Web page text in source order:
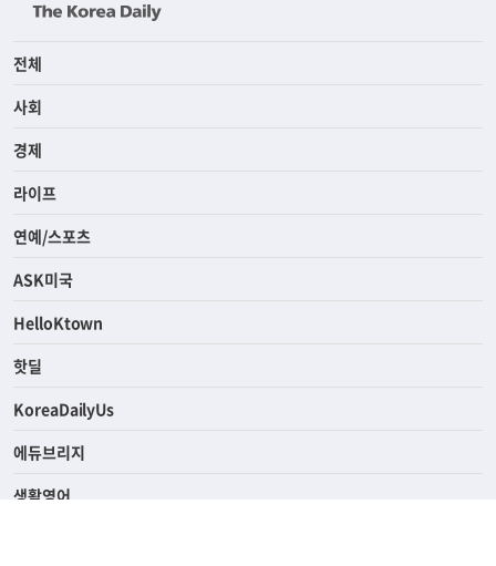
전체
사회
경제
라이프
연예/스포츠
ASK미국
HelloKtown
핫딜
KoreaDailyUs
에듀브리지